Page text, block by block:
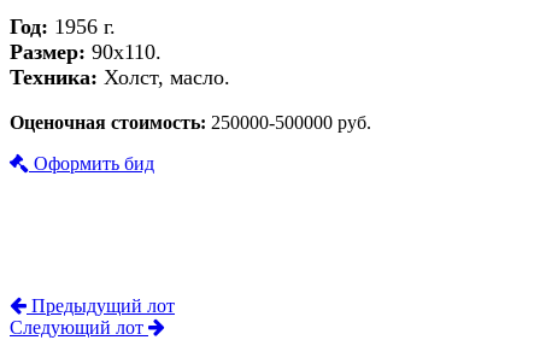
Год: 1956 г.
Размер: 90х110.
Техника: Холст, масло.
Оценочная стоимость: 250000-500000 руб.
Оформить бид
Предыдущий лот
Следующий лот